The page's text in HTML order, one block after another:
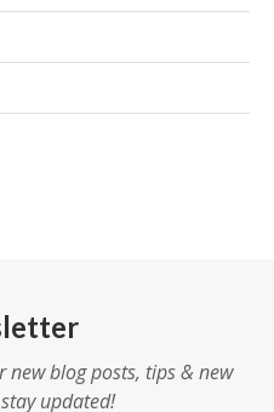
new blog posts, tips & new
updated!